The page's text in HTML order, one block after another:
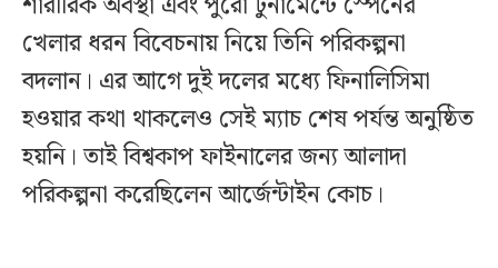
খেলার ধরন বিবেচনায় নিয়ে তিনি পরিকল্পনা
বদলান। এর আগে দুই দলের মধ্যে ফিনালিসিমা
হওয়ার কথা থাকলেও সেই ম্যাচ শেষ পর্যন্ত অনুষ্ঠিত
হয়নি। তাই বিশ্বকাপ ফাইনালের জন্য আলাদা
পরিকল্পনা করেছিলেন আর্জেন্টাইন কোচ।